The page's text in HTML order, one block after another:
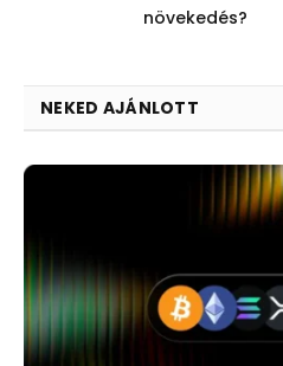
növekedés?
NEKED AJÁNLOTT